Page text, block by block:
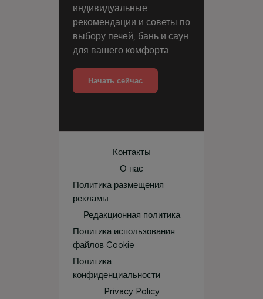
индивидуальные
рекомендации и советы по
выбору печей, бань и саун
для вашего комфорта.
Начать сейчас
Контакты
О нас
Политика размещения
рекламы
Редакционная политика
Политика использования
файлов Cookie
Политика
конфиденциальности
Privacy Policy